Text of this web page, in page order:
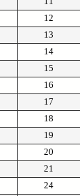
12
13
14
15
16
17
18
19
20
21
24